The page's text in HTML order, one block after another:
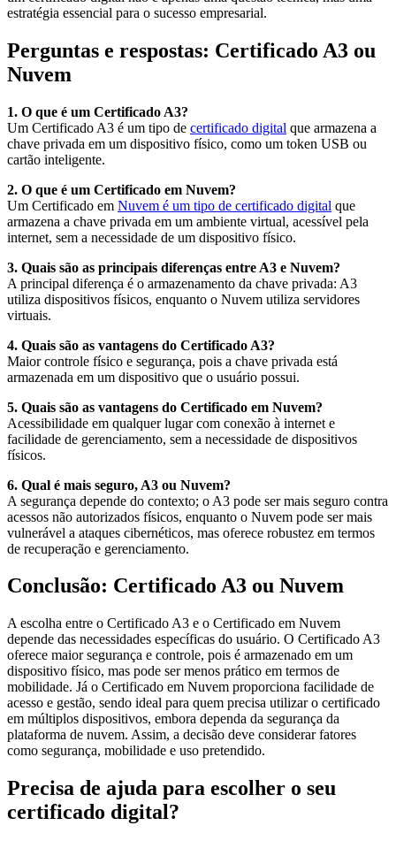
estratégia essencial para o sucesso empresarial.
Perguntas e respostas: Certificado A3 ou
Nuvem
1. O que é um Certificado A3?
Um Certificado A3 é um tipo de certificado digital que armazena a
chave privada em um dispositivo físico, como um token USB ou
cartão inteligente.
2. O que é um Certificado em Nuvem?
Um Certificado em Nuvem é um tipo de certificado digital que
armazena a chave privada em um ambiente virtual, acessível pela
internet, sem a necessidade de um dispositivo físico.
3. Quais são as principais diferenças entre A3 e Nuvem?
A principal diferença é o armazenamento da chave privada: A3
utiliza dispositivos físicos, enquanto o Nuvem utiliza servidores
virtuais.
4. Quais são as vantagens do Certificado A3?
Maior controle físico e segurança, pois a chave privada está
armazenada em um dispositivo que o usuário possui.
5. Quais são as vantagens do Certificado em Nuvem?
Acessibilidade em qualquer lugar com conexão à internet e
facilidade de gerenciamento, sem a necessidade de dispositivos
físicos.
6. Qual é mais seguro, A3 ou Nuvem?
A segurança depende do contexto; o A3 pode ser mais seguro contra
acessos não autorizados físicos, enquanto o Nuvem pode ser mais
vulnerável a ataques cibernéticos, mas oferece robustez em termos
de recuperação e gerenciamento.
Conclusão: Certificado A3 ou Nuvem
A escolha entre o Certificado A3 e o Certificado em Nuvem
depende das necessidades específicas do usuário. O Certificado A3
oferece maior segurança e controle, pois é armazenado em um
dispositivo físico, mas pode ser menos prático em termos de
mobilidade. Já o Certificado em Nuvem proporciona facilidade de
acesso e gestão, sendo ideal para quem precisa utilizar o certificado
em múltiplos dispositivos, embora dependa da segurança da
plataforma de nuvem. Assim, a decisão deve considerar fatores
como segurança, mobilidade e uso pretendido.
Precisa de ajuda para escolher o seu
certificado digital?